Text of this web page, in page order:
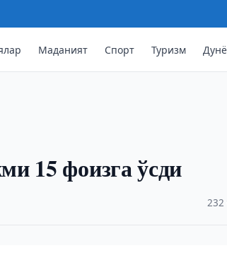
Маданият Спорт Туризм Дунё
15 фоизга ўсди
232